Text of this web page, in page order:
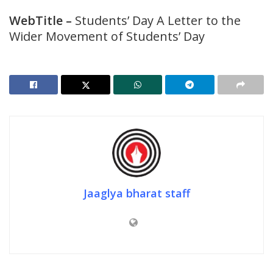
WebTitle – Students’ Day A Letter to the
Wider Movement of Students’ Day
Jaaglya bharat staff